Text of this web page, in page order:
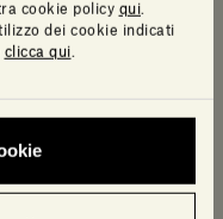
cookie policy qui
dei cookie indicati
clicca qui